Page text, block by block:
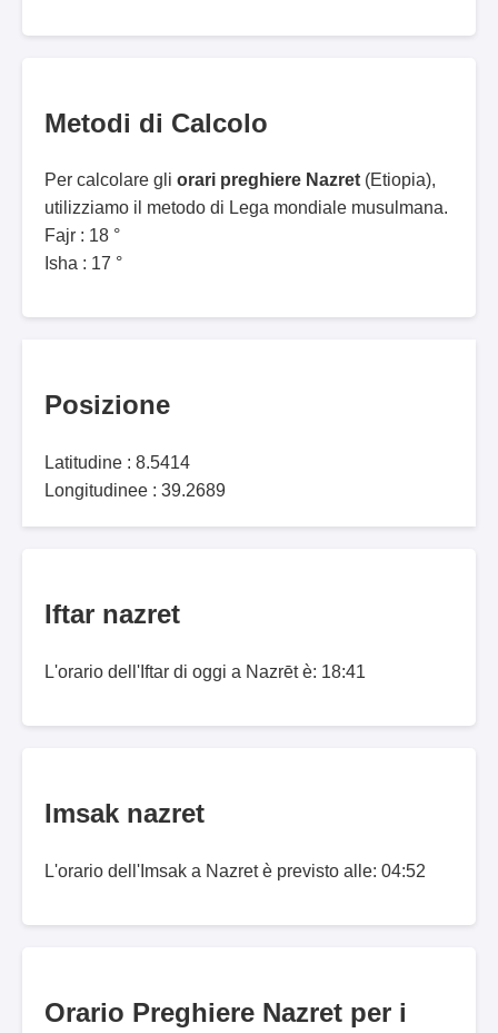
Metodi di Calcolo
Per calcolare gli orari preghiere Nazret (Etiopia),
utilizziamo il metodo di Lega mondiale musulmana.
Fajr : 18 °
Isha : 17 °
Posizione
Latitudine : 8.5414
Longitudinee : 39.2689
Iftar nazret
L'orario dell'Iftar di oggi a Nazrēt è: 18:41
Imsak nazret
L'orario dell'Imsak a Nazret è previsto alle: 04:52
Orario Preghiere Nazret per i